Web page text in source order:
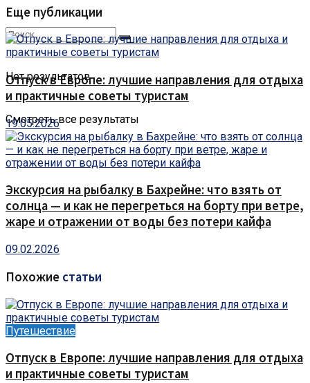
Нет результатов
Смотреть все результаты
Еще публикации
Отпуск в Европе: лучшие направления для отдыха
и практичные советы туристам
19.05.2026
Экскурсия на рыбалку в Бахрейне: что взять от
солнца — и как не перегреться на борту при ветре,
жаре и отражении от воды без потери кайфа
09.02.2026
Похожие статьи
Путешествие
Отпуск в Европе: лучшие направления для отдыха
и практичные советы туристам